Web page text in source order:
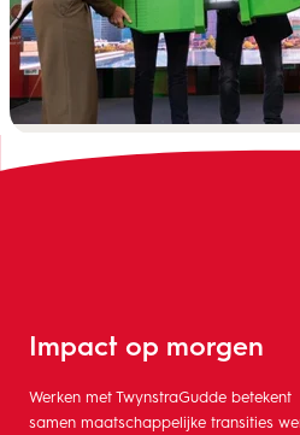
Impact op morgen
Werken met TwynstraGudde betekent
samen maatschappelijke transities